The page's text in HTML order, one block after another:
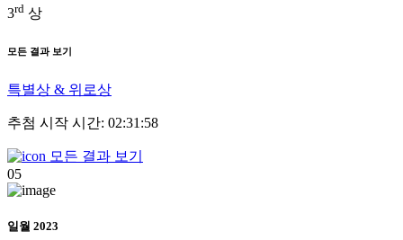
3rd 상
모든 결과 보기
특별상 & 위로상
추첨 시작 시간: 02:31:58
모든 결과 보기
05
일월 2023